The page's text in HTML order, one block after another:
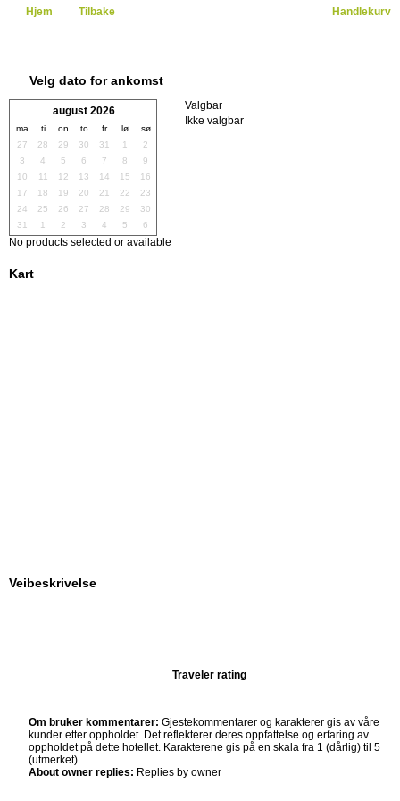
Hjem Tilbake Handlekurv
Velg dato for ankomst
august 2026
ma ti on to fr lø
sø
27
28 29 30 31 1
2
3
4 5 6 7 8
9
10
11 12 13 14 15
16
17
18 19 20 21 22
23
24
25 26 27 28 29
30
31
1 2 3 4 5 6
Valgbar
Ikke valgbar
No products selected or available
Kart
Veibeskrivelse
Traveler rating
Om bruker kommentarer: Gjestekommentarer og karakterer gis av våre
kunder etter oppholdet. Det reflekterer deres oppfattelse og erfaring av
oppholdet på dette hotellet. Karakterene gis på en skala fra 1 (dårlig) til 5
(utmerket).
About owner replies: Replies by owner